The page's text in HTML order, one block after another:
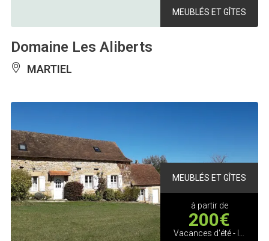
MEUBLÉS ET GÎTES
Domaine Les Aliberts
MARTIEL
MEUBLÉS ET GÎTES
à partir de
200€